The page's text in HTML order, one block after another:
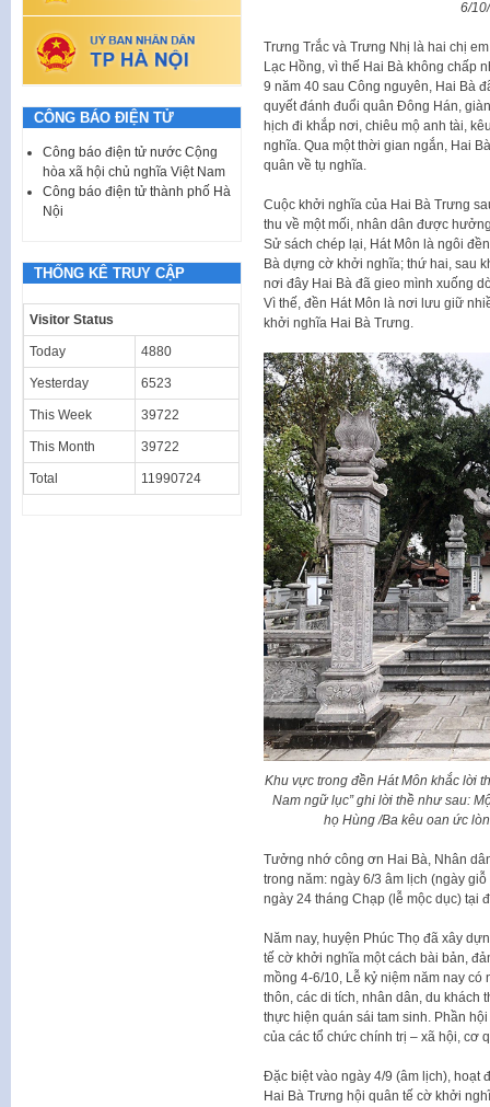
6/
Trưng Trắc và Trưng Nhị là hai chị
Lạc Hồng, vì thế Hai Bà không chấp
9 năm 40 sau Công nguyên, Hai Bà
quyết đánh đuổi quân Đông Hán,
hịch đi khắp nơi, chiêu mộ anh tài,
nghĩa. Qua một thời gian ngắn, Hai
quân về tụ nghĩa.
Cuộc khởi nghĩa của Hai Bà Trưng
thu về một mối, nhân dân được
Sử sách chép lại, Hát Môn là ngôi
Bà dựng cờ khởi nghĩa; thứ hai, sau
nơi đây Hai Bà đã gieo mình xuống
Vì thế, đền Hát Môn là nơi lưu giữ
khởi nghĩa Hai Bà Trưng.
Khu vực trong đền Hát Môn khắc lời
Nam ngữ lục” ghi lời thề như sau:
họ Hùng /Ba kêu oan ức
Tưởng nhớ công ơn Hai Bà, Nhân
trong năm: ngày 6/3 âm lịch (ngày
ngày 24 tháng Chạp (lễ mộc dục) tại
Năm nay, huyện Phúc Thọ đã xây
tế cờ khởi nghĩa một cách bài bản,
mồng 4-6/10, Lễ kỷ niệm năm nay
thôn, các di tích, nhân dân, du khách
thực hiện quán sái tam sinh. Phần
của các tổ chức chính trị – xã hội, cơ
Đặc biệt vào ngày 4/9 (âm lịch), hoạt
Hai Bà Trưng hội quân tế cờ khởi
CÔNG BÁO ĐIỆN TỬ
Công báo điện tử nước Cộng
hòa xã hội chủ nghĩa Việt Nam
Công báo điện tử thành phố Hà
Nội
THỐNG KÊ TRUY CẬP
Visitor Status
Today 4880
Yesterday 6523
This Week 39722
This Month 39722
Total 11990724